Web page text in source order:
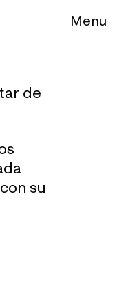
Menu
de
con su